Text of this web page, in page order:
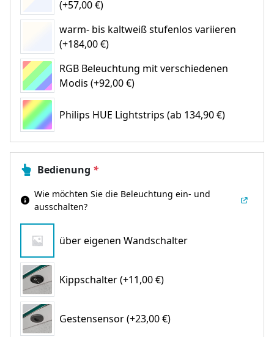
(+57,00 €)
warm- bis kaltweiß stufenlos variieren
(+184,00 €)
RGB Beleuchtung mit verschiedenen
Modis (+92,00 €)
Philips HUE Lightstrips (ab 134,90 €)
Bedienung *
Wie möchten Sie die Beleuchtung ein- und
ausschalten?
über eigenen Wandschalter
Kippschalter (+11,00 €)
Gestensensor (+23,00 €)